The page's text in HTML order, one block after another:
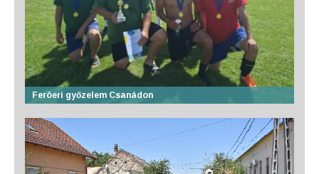
Feröeri győzelem Csanádon